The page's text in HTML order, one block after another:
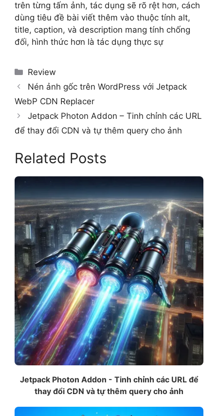
trên từng tấm ảnh, tác dụng sẽ rõ rệt hơn, cách
dùng tiêu đề bài viết thêm vào thuộc tính alt,
title, caption, và description mang tính chống
đối, hình thức hơn là tác dụng thực sự
Categories
Review
Nén ảnh gốc trên WordPress với Jetpack
WebP CDN Replacer
Jetpack Photon Addon – Tinh chỉnh các URL
để thay đổi CDN và tự thêm query cho ảnh
Related Posts
Jetpack Photon Addon - Tinh chỉnh các URL để
thay đổi CDN và tự thêm query cho ảnh